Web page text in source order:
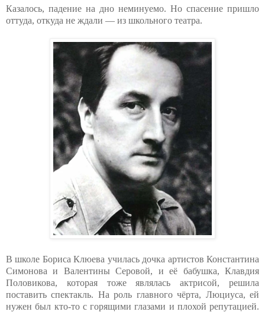
Казалось, падение на дно неминуемо. Но спасение пришло
оттуда, откуда не ждали — из школьного театра.
В школе Бориса Клюева училась дочка артистов Константина
Симонова и Валентины Серовой, и её бабушка, Клавдия
Половикова, которая тоже являлась актрисой, решила
поставить спектакль. На роль главного чёрта, Люциуса, ей
нужен был кто-то с горящими глазами и плохой репутацией.